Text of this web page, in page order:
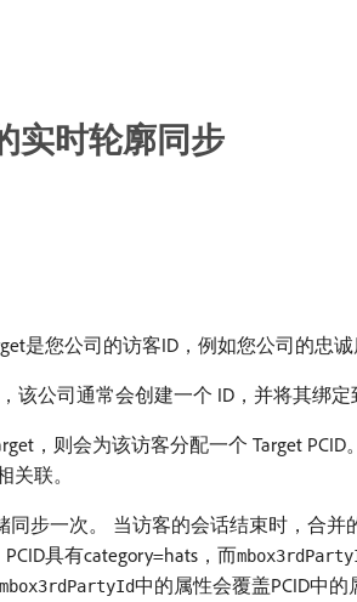
实时轮廓同步
是您公司的访客ID，例如您公司的忠诚
该公司通常会创建一个 ID，并将其绑
，则会为该访客分配一个 Target
关联。
同步一次。 当访客的会话结束时，合并
具有category=hats，而
mbox3rdPartyId中的属性会覆盖PCID中